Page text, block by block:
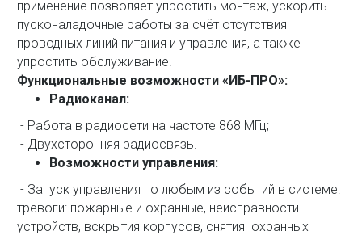
применение позволяет упростить монтаж, ускорить
пусконаладочные работы за счёт отсутствия
проводных линий питания и управления, а также
упростить обслуживание!
Функциональные возможности «ИБ-ПРО»:
Радиоканал:
- Работа в радиосети на частоте 868 МГц;
- Двухсторонняя радиосвязь.
Возможности управления:
- Запуск управления по любым из событий в системе:
тревоги: пожарные и охранные, неисправности
устройств, вскрытия корпусов, снятия охранных